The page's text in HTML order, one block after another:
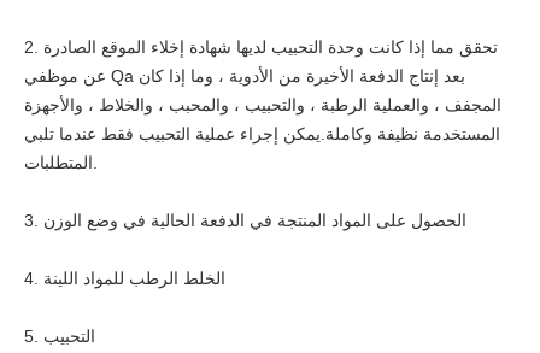
2. تحقق مما إذا كانت وحدة التحبيب لديها شهادة إخلاء الموقع الصادرة
عن موظفي Qa بعد إنتاج الدفعة الأخيرة من الأدوية ، وما إذا كان
المجفف ، والعملية الرطبة ، والتحبيب ، والمحبب ، والخلاط ، والأجهزة
المستخدمة نظيفة وكاملة.يمكن إجراء عملية التحبيب فقط عندما تلبي
3. الحصول على المواد المنتجة في الدفعة الحالية في وضع الوزن
4. الخلط الرطب للمواد اللينة
5. التحبيب